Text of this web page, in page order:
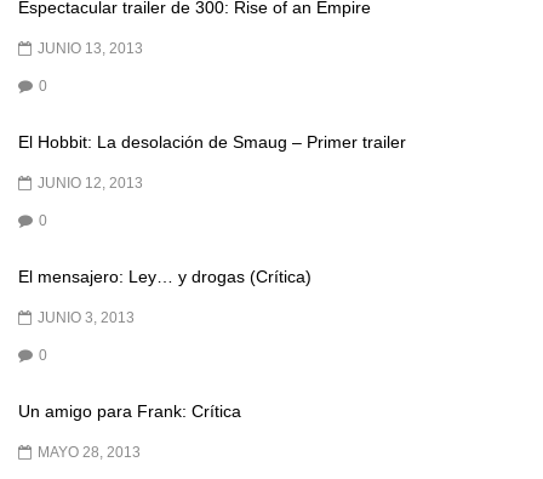
Espectacular trailer de 300: Rise of an Empire
JUNIO 13, 2013
0
El Hobbit: La desolación de Smaug – Primer trailer
JUNIO 12, 2013
0
El mensajero: Ley… y drogas (Crítica)
JUNIO 3, 2013
0
Un amigo para Frank: Crítica
MAYO 28, 2013